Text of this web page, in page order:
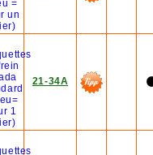
21-34A